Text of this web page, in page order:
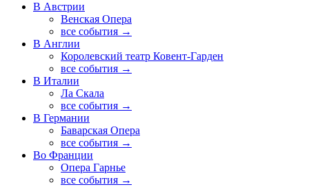
В Австрии
Венская Опера
все события →
В Англии
Королевский театр Ковент-Гарден
все события →
В Италии
Ла Скала
все события →
В Германии
Баварская Опера
все события →
Во Франции
Опера Гарнье
все события →